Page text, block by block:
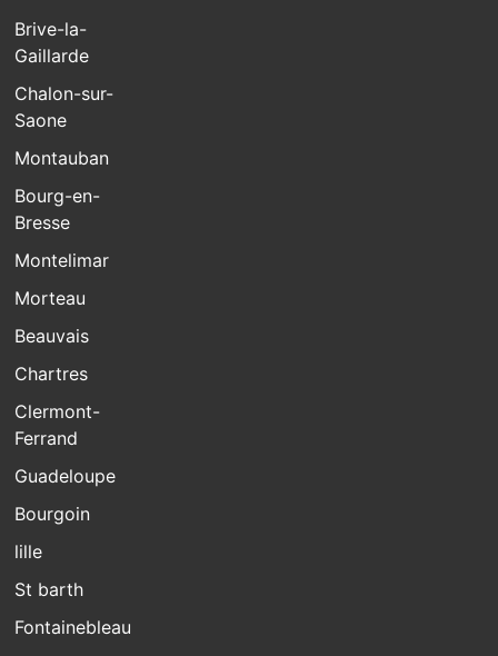
Brive-la-
Gaillarde
Chalon-sur-
Saone
Montauban
Bourg-en-
Bresse
Montelimar
Morteau
Beauvais
Chartres
Clermont-
Ferrand
Guadeloupe
Bourgoin
lille
St barth
Fontainebleau